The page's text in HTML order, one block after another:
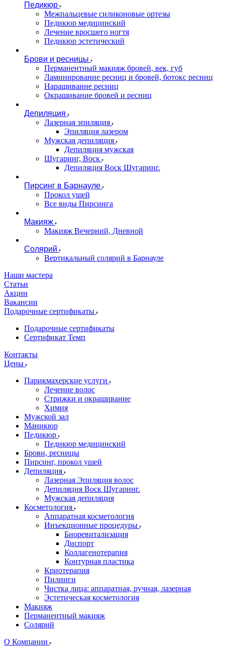
Педикюр
Межпальцевые силиконовые ортезы
Педикюр медицинский
Лечение вросшего ногтя
Педикюр эстетический
Брови и ресницы
Перманентный макияж бровей, век, губ
Ламинирование ресниц и бровей, бoтoкс ресниц
Наращивание ресниц
Окрашивание бровей и ресниц
Депиляция
Лазерная эпиляция
Эпиляция лазером
Мужская депиляция
Депиляция мужская
Шугаринг, Воск
Депиляция Воск Шугаринг.
Пирсинг в Барнауле
Прокол ушей
Все виды Пирсинга
Макияж
Макияж Вечерний, Дневной
Солярий
Вертикальный солярий в Барнауле
Наши мастера
Статьи
Акции
Вакансии
Подарочные сертификаты
Подарочные сертификаты
Сертификат Темп
Контакты
Цены
Парикмахерские услуги
Лечение волос
Стрижки и окрашивание
Химия
Мужской зал
Маникюр
Педикюр
Педикюр медицинский
Брови, ресницы
Пирсинг, прокол ушей
Депиляция
Лазерная Эпиляция волос
Депиляция Воск Шугаринг.
Мужская депиляция
Косметология
Аппаратная косметология
Инъекционные процедуры
Биоревитализация
Диспорт
Коллагенотерапия
Контурная пластика
Криотерапия
Пилинги
Чистка лица: аппаратная, ручная, лазерная
Эстетическая косметология
Макияж
Перманентный макияж
Солярий
О Компании